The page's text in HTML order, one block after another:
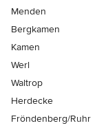
Menden
Bergkamen
Kamen
Werl
Waltrop
Herdecke
Fröndenberg/Ruhr